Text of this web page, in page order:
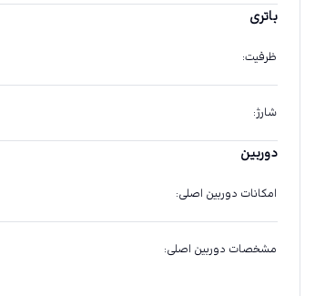
باتری
ظرفیت:
شارژ:
دوربین
امکانات دوربین اصلی:
مشخصات دوربین اصلی: